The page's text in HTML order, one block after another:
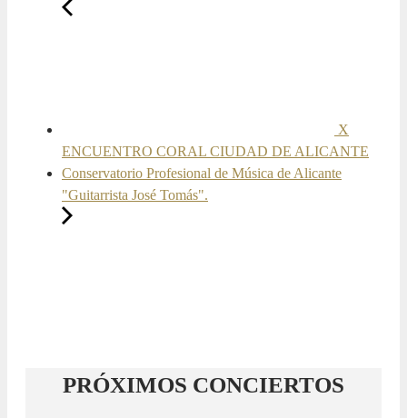
X
ENCUENTRO CORAL CIUDAD DE ALICANTE
Conservatorio Profesional de Música de Alicante
"Guitarrista José Tomás".
PRÓXIMOS CONCIERTOS